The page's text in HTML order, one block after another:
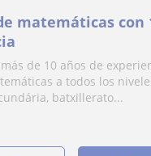
matemáticas con
de 10 años de
a todos los
batxillerato...